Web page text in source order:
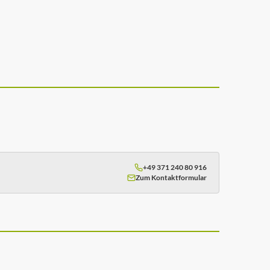
+49 371 240 80 916
Zum Kontaktformular